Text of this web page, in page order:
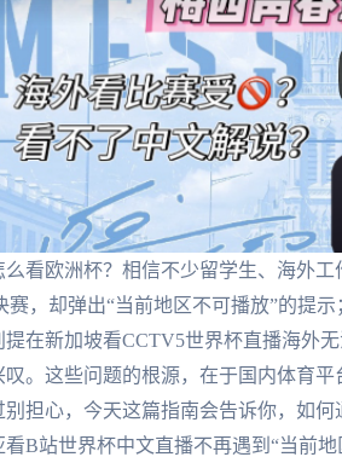
么看欧洲杯？相信不少留学生、海外
赛，却弹出“当前地区不可播放”的提
提在新加坡看CCTV5世界杯直播海外
叹。这些问题的根源，在于国内体育
别担心，今天这篇指南会告诉你，如
看B站世界杯中文直播不再遇到“当前